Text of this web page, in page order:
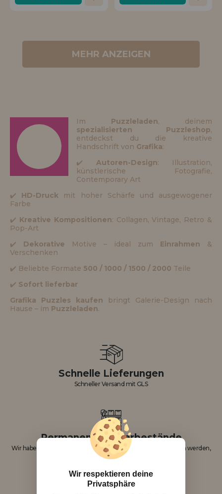
MEHR ANZEIGEN
Im Puzzleladen, deinem
spezialisierten Puzzleshop,
entdeckst du die kreative
Handschrift von Grafika:
✔️ Autoren-Design: Illustration,
künstlerische Fotografie,
Contemporary Art
✔️ HD-Druck mit hoher Schärfe und ausgewogener
Farbe
✔️ Kreative Kompositionen: Collagen, Vintage, Retro &
Pop-Art
✔️ Dekorative Motive – ideal zum Einrahmen &
Verschenken
✔️ Beliebte Formate 500 / 1000 / 1500 / 2000 Teile
✔️ Sofort lieferbar
Grafika Puzzles kaufen bringt Galerie-Design nach
Hause – im Puzzleladen.
Schnelle Lieferungen
Schneller Versand mit GLS
Permanente Lagerbestände
Wir haben 95% der Produkte, die auf dieser Website beworben werden,
auf Lager
Wir respektieren deine
Privatsphäre